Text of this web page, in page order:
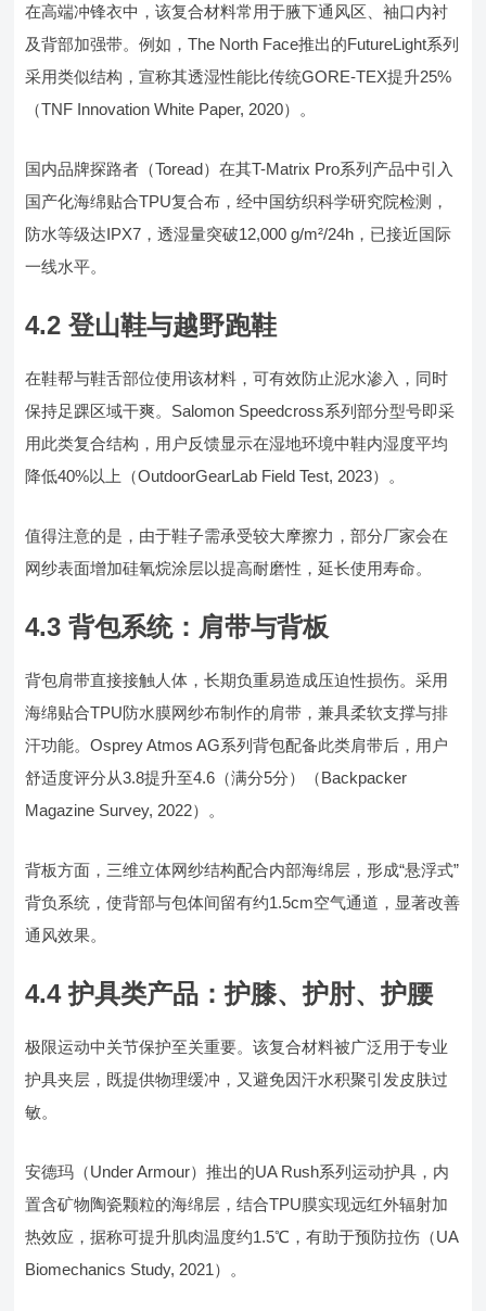
在高端冲锋衣中，该复合材料常用于腋下通风区、袖口内衬
及背部加强带。例如，The North Face推出的FutureLight系列
采用类似结构，宣称其透湿性能比传统GORE-TEX提升25%
（TNF Innovation White Paper, 2020）。
国内品牌探路者（Toread）在其T-Matrix Pro系列产品中引入
国产化海绵贴合TPU复合布，经中国纺织科学研究院检测，
防水等级达IPX7，透湿量突破12,000 g/m²/24h，已接近国际
一线水平。
4.2 登山鞋与越野跑鞋
在鞋帮与鞋舌部位使用该材料，可有效防止泥水渗入，同时
保持足踝区域干爽。Salomon Speedcross系列部分型号即采
用此类复合结构，用户反馈显示在湿地环境中鞋内湿度平均
降低40%以上（OutdoorGearLab Field Test, 2023）。
值得注意的是，由于鞋子需承受较大摩擦力，部分厂家会在
网纱表面增加硅氧烷涂层以提高耐磨性，延长使用寿命。
4.3 背包系统：肩带与背板
背包肩带直接接触人体，长期负重易造成压迫性损伤。采用
海绵贴合TPU防水膜网纱布制作的肩带，兼具柔软支撑与排
汗功能。Osprey Atmos AG系列背包配备此类肩带后，用户
舒适度评分从3.8提升至4.6（满分5分）（Backpacker
Magazine Survey, 2022）。
背板方面，三维立体网纱结构配合内部海绵层，形成“悬浮式”
背负系统，使背部与包体间留有约1.5cm空气通道，显著改善
通风效果。
4.4 护具类产品：护膝、护肘、护腰
极限运动中关节保护至关重要。该复合材料被广泛用于专业
护具夹层，既提供物理缓冲，又避免因汗水积聚引发皮肤过
敏。
安德玛（Under Armour）推出的UA Rush系列运动护具，内
置含矿物陶瓷颗粒的海绵层，结合TPU膜实现远红外辐射加
热效应，据称可提升肌肉温度约1.5℃，有助于预防拉伤（UA
Biomechanics Study, 2021）。